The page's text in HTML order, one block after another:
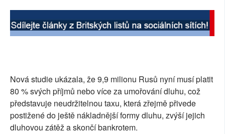
Nová studie ukázala, že 9,9 milionu Rusů nyní musí platit
80 % svých příjmů nebo více za umořování dluhu, což
představuje neudržitelnou taxu, která zřejmě přivede
postižené do ještě nákladnější formy dluhu, zvýší jejich
dluhovou zátěž a skončí bankrotem.